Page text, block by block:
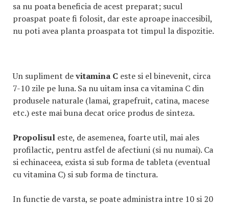
sa nu poata beneficia de acest preparat; sucul
proaspat poate fi folosit, dar este aproape inaccesibil,
nu poti avea planta proaspata tot timpul la dispozitie.
Un supliment devitamina C este si el binevenit, circa
7-10 zile pe luna. Sa nu uitam insa ca vitamina C din
produsele naturale (lamai, grapefruit, catina, macese
etc.) este mai buna decat orice produs de sinteza.
Propolisul este, de asemenea, foarte util, mai ales
profilactic, pentru astfel de afectiuni (si nu numai). Ca
si echinaceea, exista si sub forma de tableta (eventual
cu vitamina C) si sub forma de tinctura.
In functie de varsta, se poate administra intre 10 si 20